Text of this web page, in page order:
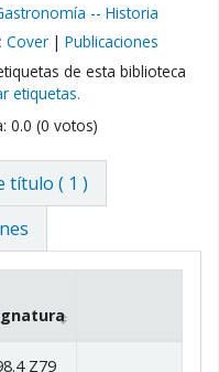
-- Historia
Cover | Publicaciones
de esta biblioteca
etiquetas.
0.0 (0 votos)
título ( 1 )
Z79